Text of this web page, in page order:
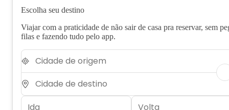
Escolha seu destino
Viajar com a praticidade de não sair de casa pra reservar, sem
filas e fazendo tudo pelo app.